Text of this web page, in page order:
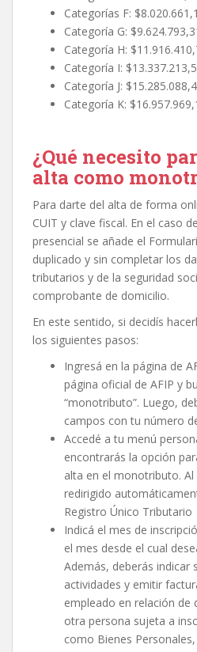
Categorías F:
Categoría G:
Categoría H:
Categoría I:
Categoría J:
Categoría K:
¿Qué necesito
alta como
Para darte del alta de forma
CUIT y clave fiscal. En el caso
presencial se añade el
duplicado y sin completar los
tributarios y de la seguridad
comprobante de domicilio.
En este sentido, si decidís
los siguientes pasos:
Ingresá en la página de
página oficial de AFIP y
“monotributo”. Luego,
campos con tu número
Accedé a tu menú
encontrarás la opción
alta en el monotributo. Al
redirigido
Registro Único Tributario
Indicá el mes de
el mes desde el cual
Además, deberás indicar
actividades y emitir
empleado en relación de
otra persona sujeta a
como Bienes